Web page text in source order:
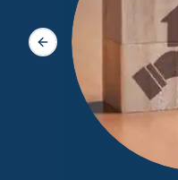
Slide précédente